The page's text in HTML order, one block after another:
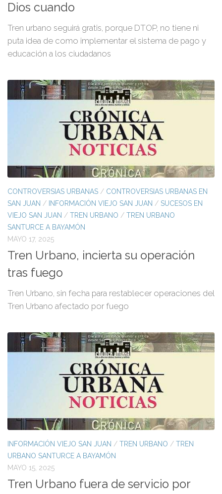
Dios cuando
Tren urbano seguirá gratis, porque DTOP, no tiene ni
puta idea de como implementar el sistema de pago y
educación a los ciudadanos
CONTROVERSIAS URBANAS / CONTROVERSIAS URBANAS EN
SAN JUAN / INFORMACIÓN VIEJO SAN JUAN / SUCESOS EN
VIEJO SAN JUAN / TREN URBANO / TREN URBANO
SANTURCE A BAYAMÓN
MAYO 17, 2025
Tren Urbano, incierta su operación
tras fuego
Tren Urbano, sin fecha para restablecer operaciones del
Tren Urbano afectado por fuego
INFORMACIÓN VIEJO SAN JUAN / TREN URBANO / TREN
URBANO SANTURCE A BAYAMÓN
MAYO 15, 2025
Tren Urbano fuera de servicio por